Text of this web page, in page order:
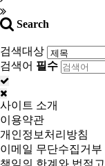
Search
검색대상
검색어 필수
사이트 소개
이용약관
개인정보처리방침
이메일 무단수집거부
책임의 한계와 법적고